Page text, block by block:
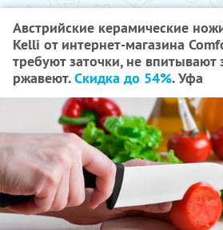
Австрийские керамические
Kelli от интернет-магазина
требуют заточки, не впитывают
ржавеют.Скидка до 54%. Уфа